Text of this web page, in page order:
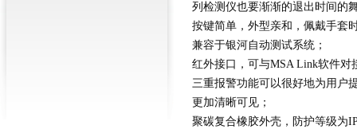
列检测仪也要渐渐的退出时间的
按键简单，外型亲和，佩戴手套
兼容于银河自动测试系统；
红外接口，可与MSA Link软件对
三重报警功能可以很好地为用户
更加清晰可见；
聚碳复合橡胶外壳，防护等级为